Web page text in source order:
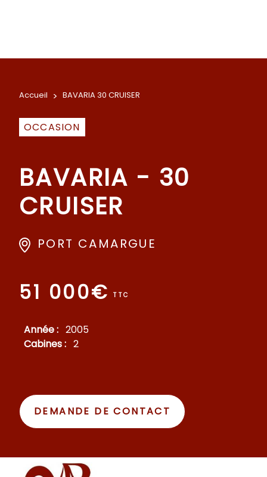
Accueil > BAVARIA 30 CRUISER
OCCASION
BAVARIA - 30
CRUISER
PORT CAMARGUE
51 000€ TTC
Année : 2005
Cabines : 2
DEMANDE DE CONTACT